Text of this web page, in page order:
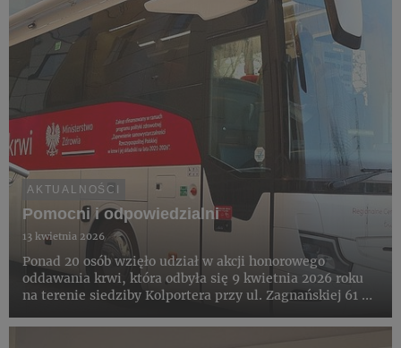
AKTUALNOŚCI
Pomocni i odpowiedzialni
13 kwietnia 2026
Ponad 20 osób wzięło udział w akcji honorowego
oddawania krwi, która odbyła się 9 kwietnia 2026 roku
na terenie siedziby Kolportera przy ul. Zagnańskiej 61 w
Regionalnym Centrum Krwiodawstwa i Krwiolecznictwa